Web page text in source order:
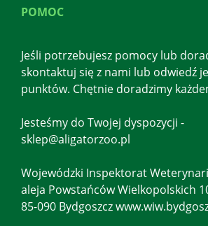
POMOC
Jeśli potrzebujesz pomocy lub
skontaktuj się z nami lub odwiedź
punktów. Chętnie doradzimy
Jesteśmy do Twojej dyspozycji -
sklep@aligatorzoo.pl
Wojewódzki Inspektorat
aleja Powstańców Wielkopolskich
85-090 Bydgoszcz